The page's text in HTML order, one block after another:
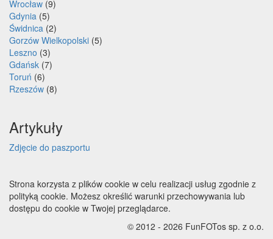
Wrocław (9)
Gdynia (5)
Świdnica (2)
Gorzów Wielkopolski (5)
Leszno (3)
Gdańsk (7)
Toruń (6)
Rzeszów (8)
Artykuły
Zdjęcie do paszportu
Strona korzysta z plików cookie w celu realizacji usług zgodnie z
polityką cookie. Możesz określić warunki przechowywania lub
dostępu do cookie w Twojej przeglądarce.
© 2012 - 2026 FunFOTos sp. z o.o.